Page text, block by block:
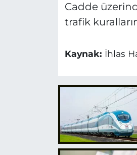
Cadde
trafik
Kaynak: İhlas